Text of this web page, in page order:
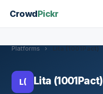
CrowdPickr
Platforms › Lita (1001Pact)
L( Lita (1001Pact)